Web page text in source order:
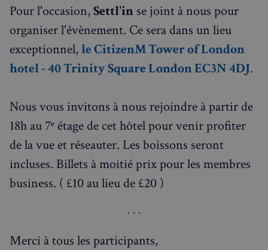
Pour l'occasion,Settl'in se joint à nous pour
organiser l'évènement. Ce sera dans un lieu
exceptionnel,le CitizenM Tower of London
hotel - 40 Trinity Square London EC3N 4DJ.
Nous vous invitons à nous rejoindre à partir de
18h au 7ᵉ étage de cet hôtel pour venir profiter
de la vue et réseauter. Les boissons seront
incluses. Billets à moitié prix pour les membres
business. ( £10 au lieu de £20 )
Merci à tous les participants,